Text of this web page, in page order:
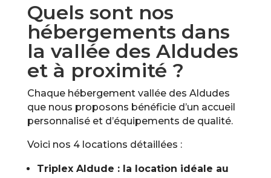
Quels sont nos
hébergements dans
la vallée des Aldudes
et à proximité ?
Chaque hébergement vallée des Aldudes
que nous proposons bénéficie d’un accueil
personnalisé et d’équipements de qualité.
Voici nos 4 locations détaillées :
Triplex Aldude : la location idéale au